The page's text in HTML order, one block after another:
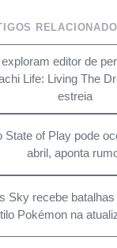
exploram editor de
Life: Living The
estreia
State of Play pode
abril, aponta
Sky recebe
Pokémon na